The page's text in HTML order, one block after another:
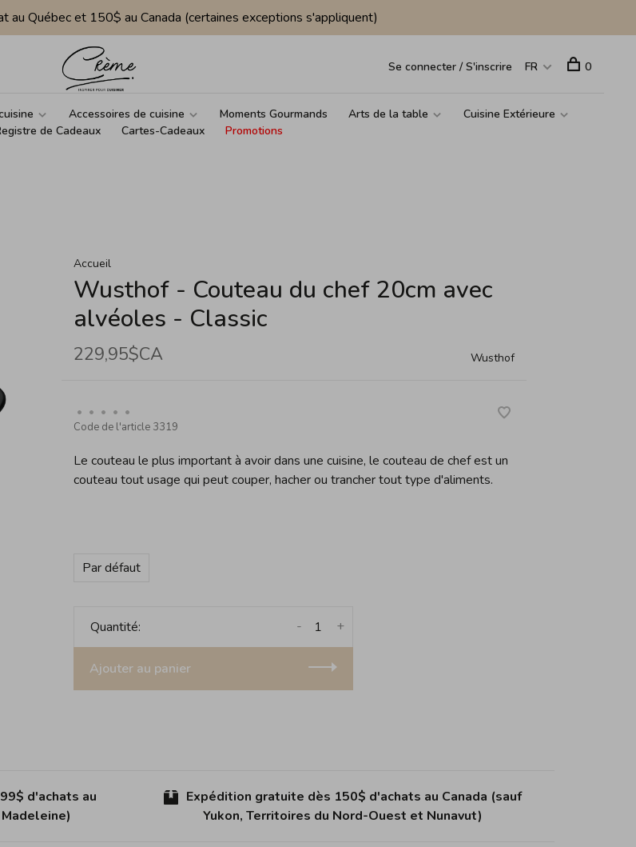
au Québec et 150$ au Canada (certaines exceptions s'appliquent)
Accessoires de cuisine Moments Gourmands Arts de la table
Cuisine Extérieure
de Cadeaux Cartes-Cadeaux Promotions
Se connecter / S'inscrire FR 0
Accueil
Wusthof - Couteau du chef 20cm avec
alvéoles - Classic
229,95$CA Wusthof
• • • • •
Code de l'article3319
Le couteau le plus important à avoir dans une cuisine, le couteau de chef est un
couteau tout usage qui peut couper, hacher ou trancher tout type d'aliments.
Par défaut
Quantité: +
-
Ajouter au panier
d'achats au
Expédition gratuite dès 150$ d'achats au Canada (sauf
Yukon, Territoires du Nord-Ouest et Nunavut)